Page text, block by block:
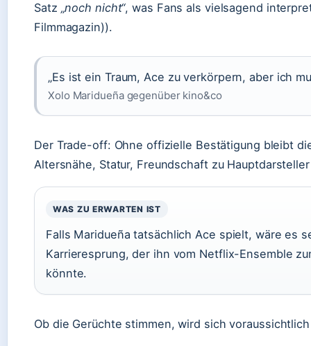
Satz „noch nicht“, was Fans als vielsagend
Filmmagazin)).
„Es ist ein Traum, Ace zu verkörpern, aber ich
Xolo Maridueña gegenüber kino&co
Der Trade-off: Ohne offizielle Bestätigung bleibt
Altersnähe, Statur, Freundschaft zu
WAS ZU ERWARTEN IST
Falls Maridueña tatsächlich Ace spielt, wäre es
Karrieresprung, der ihn vom Netflix-Ensemble
könnte.
Ob die Gerüchte stimmen, wird sich